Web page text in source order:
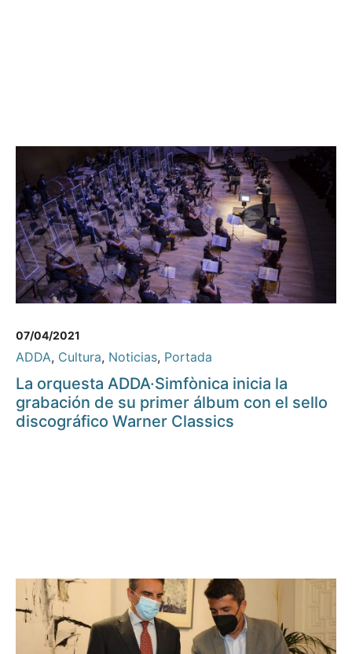
07/04/2021
ADDA, Cultura, Noticias, Portada
La orquesta ADDA·Simfònica inicia la
grabación de su primer álbum con el sello
discográfico Warner Classics